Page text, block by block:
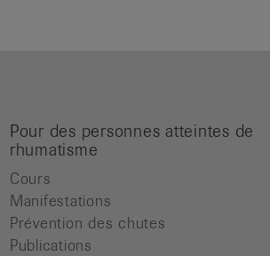
Pour des personnes atteintes de
rhumatisme
Cours
Manifestations
Prévention des chutes
Publications